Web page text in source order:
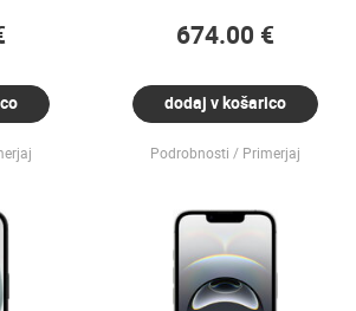
674.00 €
dodaj v košarico
Podrobnosti Primerjaj